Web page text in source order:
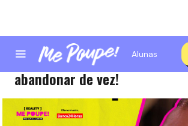
Alunas
#Listão: 10 preceitos
abandonar de vez!